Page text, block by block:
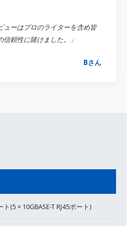
ューはプロのライターを含め皆
頼性に賭けました。」
Bさん
ト(5 × 10GBASE-T RJ45ポート)